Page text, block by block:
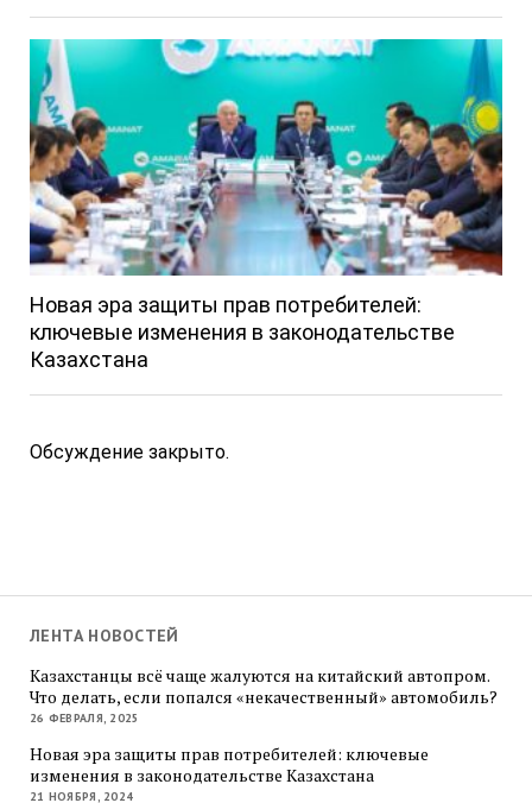
Новая эра защиты прав потребителей:
ключевые изменения в законодательстве
Казахстана
Обсуждение закрыто.
ЛЕНТА НОВОСТЕЙ
Казахстанцы всё чаще жалуются на китайский автопром.
Что делать, если попался «некачественный» автомобиль?
26 ФЕВРАЛЯ, 2025
Новая эра защиты прав потребителей: ключевые
изменения в законодательстве Казахстана
21 НОЯБРЯ, 2024